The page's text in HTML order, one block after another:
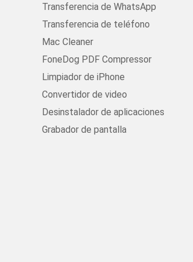
Transferencia de WhatsApp
Transferencia de teléfono
Mac Cleaner
FoneDog PDF Compressor
Limpiador de iPhone
Convertidor de video
Desinstalador de aplicaciones
Grabador de pantalla